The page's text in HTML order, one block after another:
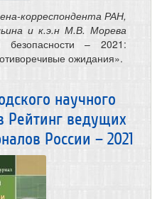
корреспондента РАН,
и к.э.н М.В. Морева
безопасности – 2021:
ожидания».
научного
Рейтинг ведущих
России – 2021